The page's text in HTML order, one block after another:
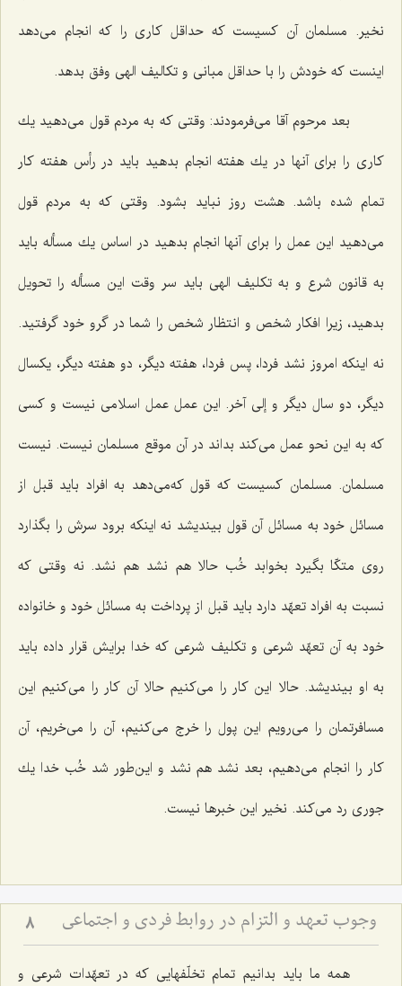
نخیر. مسلمان آن كسیست كه حداقل كاری را كه انجام می‌دهد
اینست كه خودش را با حداقل مبانی و تكالیف الهی وفق بدهد.
بعد مرحوم آقا می‌فرمودند: وقتی كه به مردم قول می‌دهید یك
كاری را برای آنها در یك هفته انجام بدهید باید در رأس هفته كار
تمام شده باشد. هشت روز نباید بشود. وقتی كه به مردم قول
می‌دهید این عمل را برای آنها انجام بدهید در اساس یك مسأله باید
به قانون شرع و به تكلیف الهی باید سر وقت این مسأله را تحویل
بدهید، زیرا افكار شخص و انتظار شخص را شما در گرو خود گرفتید.
نه اینكه امروز نشد فردا، پس فردا، هفته دیگر، دو هفته دیگر، یكسال
دیگر، دو سال دیگر و إلی آخر. این عمل عمل اسلامی نیست و كسی
كه به این نحو عمل می‌كند بداند در آن موقع مسلمان نیست. نیست
مسلمان. مسلمان كسیست كه قول كه‌می‌دهد به افراد باید قبل از
مسائل خود به مسائل آن قول بیندیشد نه اینكه برود سرش را بگذارد
روی متكّا بگیرد بخوابد خُب حالا هم نشد هم نشد. نه وقتی كه
نسبت به افراد تعهّد دارد باید قبل از پرداخت به مسائل خود و خانواده
خود به آن تعهّد شرعی و تكلیف شرعی كه خدا برایش قرار داده باید
به او بیندیشد. حالا این كار را می‌كنیم حالا آن كار را می‌كنیم این
مسافرتمان را می‌رویم این پول را خرج می‌كنیم، آن را می‌خریم، آن
كار را انجام می‌دهیم، بعد نشد هم نشد و این‌طور شد خُب خدا یك
جوری رد می‌كند. نخیر این خبرها نیست.
وجوب تعهد و التزام در روابط فردى و اجتماعى 8
همه ما باید بدانیم تمام تخلّفهایی كه در تعهّدات شرعی و